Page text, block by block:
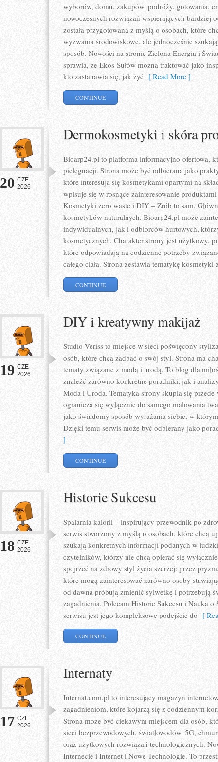
wyborów, domu, zakupów, podróży, gotowania,
nowoczesnych rozwiązań wspierających bardziej
została przygotowana z myślą o osobach, które
wyzwania środowiskowe, ale jednocześnie
sposób. Nowości na stronie Zielona Energia i
sprawia, że Ekos-Sułów można traktować jako
kto zastanawia się, jak żyć [ Read More ]
CONTINUE
20 CZE
2026
Dermokosmetyki i skóra
Bioarp24.pl to platforma informacyjno-ofertowa,
pielęgnacji. Strona może być odbierana jako
które interesują się kosmetykami opartymi na
wpisuje się w rosnące zainteresowanie
Kosmetyki zero waste i DIY – Zrób to sam.
kosmetyków naturalnych. Bioarp24.pl może
indywidualnych, jak i odbiorców hurtowych,
kosmetycznych. Charakter strony jest użytkowy,
które odpowiadają na codzienne potrzeby
całego ciała. Strona zestawia tematykę kosmetyki
CONTINUE
19 CZE
2026
DIY i kreatywny makijaż
Studio Veriss to miejsce w sieci poświęcony
osób, które chcą zadbać o swój styl. Strona ma
tematy związane z modą i urodą. To blog dla
znaleźć zarówno konkretne poradniki, jak i
Moda i Uroda. Tematyka strony skupia się
ogranicza się wyłącznie do samego malowania
jako świadomy sposób wyrażania siebie, w
Dzięki temu serwis może być odbierany jako
]
CONTINUE
18 CZE
2026
Historie Sukcesu
Spalarnia kalorii – inspirujący przewodnik po
serwis stworzony z myślą o osobach, które chcą
szukają konkretnych informacji podanych w
czytelników, którzy nie chcą opierać się
spojrzeć na zdrowy styl życia szerzej: przez
które mogą zainteresować zarówno osoby
od dawna próbują zmienić sylwetkę i potrzebują
zagadnienia. Polecam Historie Sukcesu i Nauka
serwisu jest jego kompleksowe podejście do [
CONTINUE
17 CZE
2026
Internaty
Internat.com.pl to interesujący magazyn
zagadnieniom, które kojarzą się z codziennym
Strona może być ciekawym miejscem dla osób,
sieci bezprzewodowych, światłowodów, 5G,
oraz użytkowych rozwiązań technologicznych.
Internecie i Internet i Nowe Technologie. To